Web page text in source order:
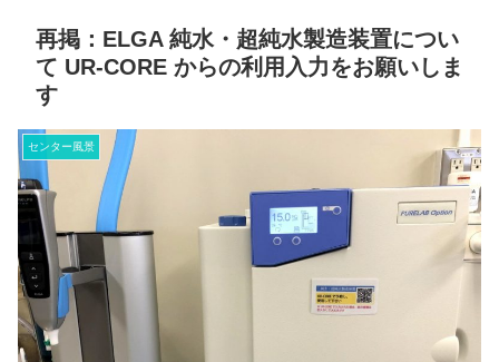
再掲：ELGA 純水・超純水製造装置につい
て UR-CORE からの利用入力をお願いしま
す
センター風景